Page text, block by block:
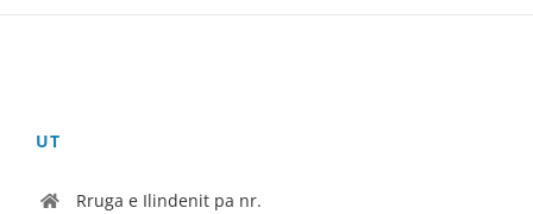
UT
Rruga e Ilindenit pa nr.